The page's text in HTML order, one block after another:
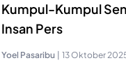
Kumpul-Kumpul
Insan Pers
Yoel Pasaribu 13 Oktober